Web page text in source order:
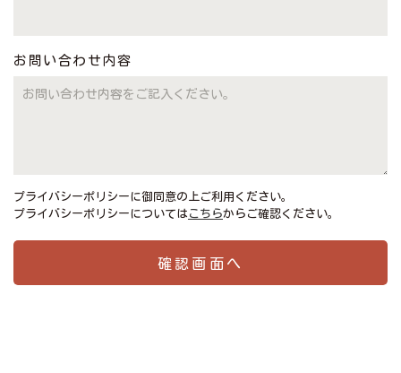
お問い合わせ内容
プライバシーポリシーに御同意の上ご利用ください。
プライバシーポリシーについては こちらからご確認ください。